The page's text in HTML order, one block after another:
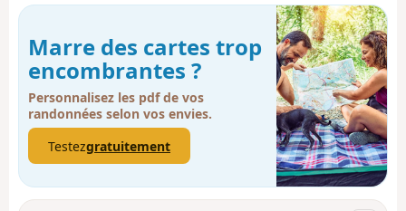
i
o
n
Marre des cartes trop
encombrantes ?
Personnalisez les pdf de vos
randonnées selon vos envies.
Testezgratuitement